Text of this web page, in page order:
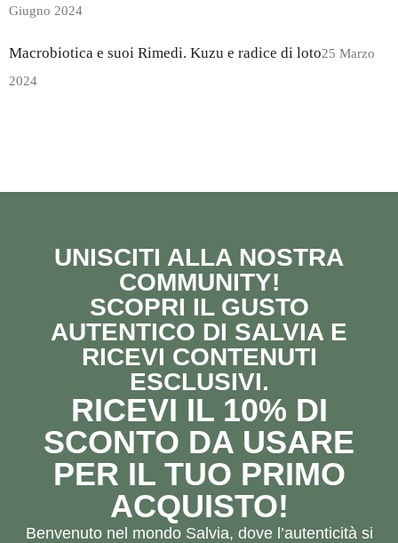
Giugno 2024
Macrobiotica e suoi Rimedi. Kuzu e radice di loto25 Marzo
2024
UNISCITI ALLA NOSTRA
COMMUNITY!
SCOPRI IL GUSTO
AUTENTICO DI SALVIA E
RICEVI CONTENUTI
ESCLUSIVI.
RICEVI IL 10% DI
SCONTO DA USARE
PER IL TUO PRIMO
ACQUISTO!
Benvenuto nel mondo Salvia, dove l’autenticità si